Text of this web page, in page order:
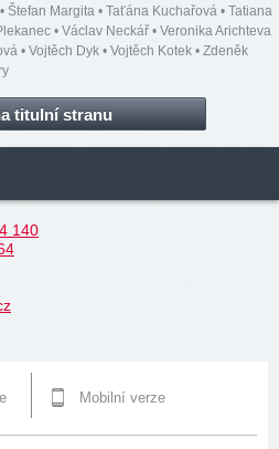
• Štefan Margita • Taťána Kuchařová • Tatiana
• Václav Neckář • Veronika Arichteva
• Vojtěch Dyk • Vojtěch Kotek • Zdeněk
titulní stranu
140
Mobilní verze